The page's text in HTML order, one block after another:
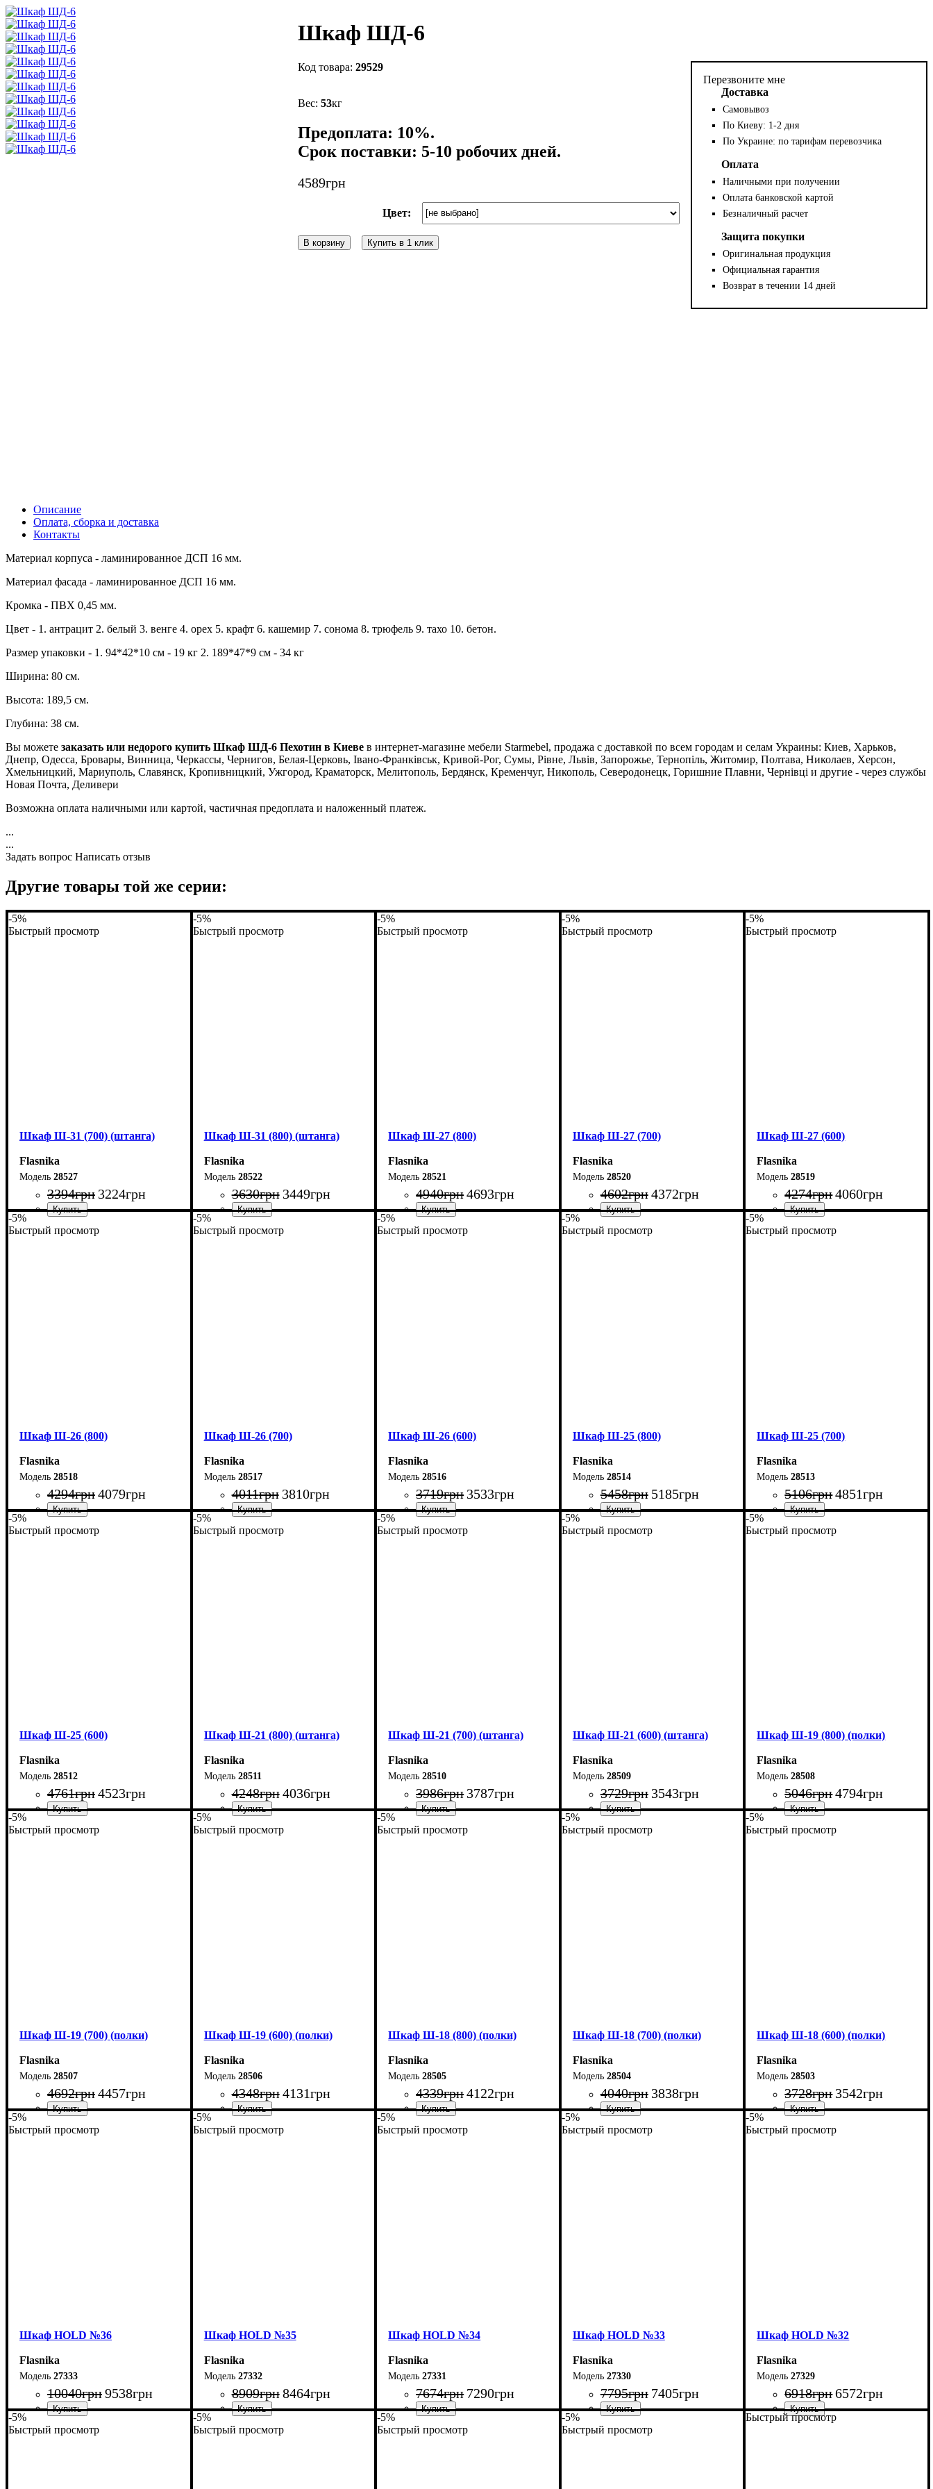
Шкаф ШД-6
29529
53кг
Предоплата: 10%.
Срок поставки: 5-10 робочих дней.
4589грн
Цвет:
В корзину Купить в 1 клик
Перезвоните мне
Доставка
Самовывоз
По Киеву: 1-2 дня
По Украине: по тарифам перевозчика
Оплата
Наличными при получении
Оплата банковской картой
Безналичный расчет
Защита покупки
Оригинальная продукция
Официальная гарантия
Возврат в течении 14 дней
Описание
Оплата, сборка и доставка
Контакты
Материал корпуса - ламинированное ДСП 16 мм.
Материал фасада - ламинированное ДСП 16 мм.
Кромка - ПВХ 0,45 мм.
Цвет - 1. антрацит 2. белый 3. венге 4. орех 5. крафт 6. кашемир 7. сонома 8. трюфель 9. тахо 10. бетон.
Размер упаковки - 1. 94*42*10 см - 19 кг 2. 189*47*9 см - 34 кг
Ширина: 80 см.
Высота: 189,5 см.
Глубина: 38 см.
Вы можете заказать или недорого купить Шкаф ШД-6 Пехотин в Киеве в интернет-магазине мебели Starmebel, продажа с доставкой по всем городам и селам Украины: Киев, Харьков,
Днепр, Одесса, Бровары, Винница, Черкассы, Чернигов, Белая-Церковь, Івано-Франківськ, Кривой-Рог, Сумы, Рівне, Львів, Запорожье, Тернопіль, Житомир, Полтава, Николаев, Херсон,
Хмельницкий, Мариуполь, Славянск, Кропивницкий, Ужгород, Краматорск, Мелитополь, Бердянск, Кременчуг, Никополь, Северодонецк, Горишние Плавни, Чернівці и другие - через службы
Новая Почта, Деливери
Возможна оплата наличными или картой, частичная предоплата и наложенный платеж.
...
...
Задать вопрос Написать отзыв
Другие товары той же серии:
-5%
Быстрый просмотр
Шкаф Ш-31 (700) (штанга)
Flasnika
28527
3394грн 3224грн
-5%
Быстрый просмотр
Шкаф Ш-31 (800) (штанга)
Flasnika
28522
3630грн 3449грн
-5%
Быстрый просмотр
Шкаф Ш-27 (800)
Flasnika
28521
4940грн4693грн
-5%
Быстрый просмотр
Шкаф Ш-27 (700)
Flasnika
28520
4602грн4372грн
-5%
Быстрый просмотр
Шкаф Ш-27 (600)
Flasnika
28519
4274грн4060грн
-5%
Быстрый просмотр
Шкаф Ш-26 (800)
Flasnika
28518
4294грн4079грн
-5%
Быстрый просмотр
Шкаф Ш-26 (700)
Flasnika
28517
4011грн 3810грн
-5%
Быстрый просмотр
Шкаф Ш-26 (600)
Flasnika
28516
3719грн 3533грн
-5%
Быстрый просмотр
Шкаф Ш-25 (800)
Flasnika
28514
5458грн 5185грн
-5%
Быстрый просмотр
Шкаф Ш-25 (700)
Flasnika
28513
5106грн4851грн
-5%
Быстрый просмотр
Шкаф Ш-25 (600)
Flasnika
28512
4761грн4523грн
-5%
Быстрый просмотр
Шкаф Ш-21 (800) (штанга)
Flasnika
28511
4248грн 4036грн
-5%
Быстрый просмотр
Шкаф Ш-21 (700) (штанга)
Flasnika
28510
3986грн 3787грн
-5%
Быстрый просмотр
Шкаф Ш-21 (600) (штанга)
Flasnika
28509
3729грн 3543грн
-5%
Быстрый просмотр
Шкаф Ш-19 (800) (полки)
Flasnika
28508
5046грн4794грн
-5%
Быстрый просмотр
Шкаф Ш-19 (700) (полки)
Flasnika
28507
4692грн4457грн
-5%
Быстрый просмотр
Шкаф Ш-19 (600) (полки)
Flasnika
28506
4348грн 4131грн
-5%
Быстрый просмотр
Шкаф Ш-18 (800) (полки)
Flasnika
28505
4339грн4122грн
-5%
Быстрый просмотр
Шкаф Ш-18 (700) (полки)
Flasnika
28504
4040грн 3838грн
-5%
Быстрый просмотр
Шкаф Ш-18 (600) (полки)
Flasnika
28503
3728грн 3542грн
-5%
Быстрый просмотр
Шкаф НOLD №36
Flasnika
27333
10040грн9538грн
-5%
Быстрый просмотр
Шкаф НOLD №35
Flasnika
27332
8909грн 8464грн
-5%
Быстрый просмотр
Шкаф НOLD №34
Flasnika
27331
7674грн 7290грн
-5%
Быстрый просмотр
Шкаф НOLD №33
Flasnika
27330
7795грн 7405грн
-5%
Быстрый просмотр
Шкаф НOLD №32
Flasnika
27329
6918грн6572грн
-5%
Быстрый просмотр
-5%
Быстрый просмотр
-5%
Быстрый просмотр
-5%
Быстрый просмотр
Быстрый просмотр